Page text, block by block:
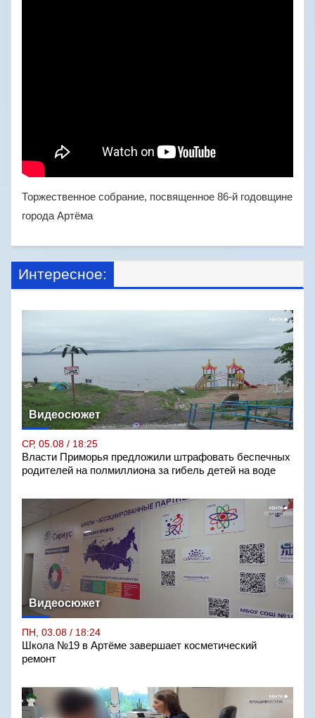
Торжественное собрание, посвященное 86-й годовщине
города Артёма
Интересное:
Видеосюжет
СР, 05.08 / 18:25
Власти Приморья предложили штрафовать беспечных
родителей на полмиллиона за гибель детей на воде
Видеосюжет
ПН, 03.08 / 18:24
Школа №19 в Артёме завершает косметический
ремонт